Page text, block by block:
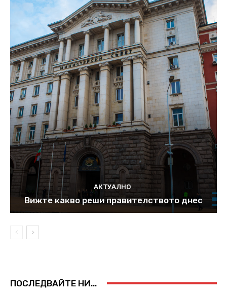
АКТУАЛНО
Вижте какво реши правителството днес
ПОСЛЕДВАЙТЕ НИ...